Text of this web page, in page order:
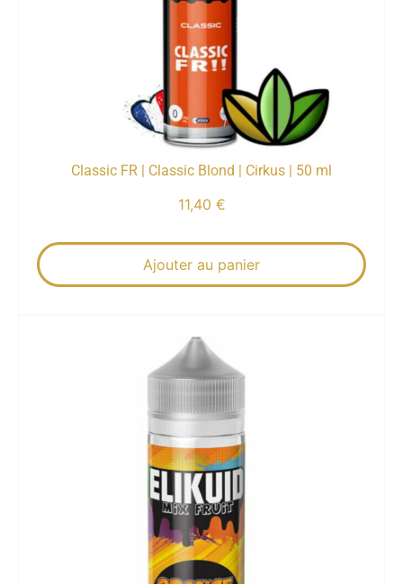
Classic FR | Classic Blond | Cirkus | 50 ml
11,40 €
Ajouter au panier